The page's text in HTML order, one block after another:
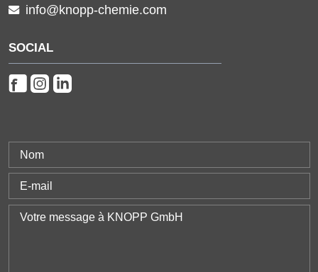
info@knopp-chemie.com
SOCIAL